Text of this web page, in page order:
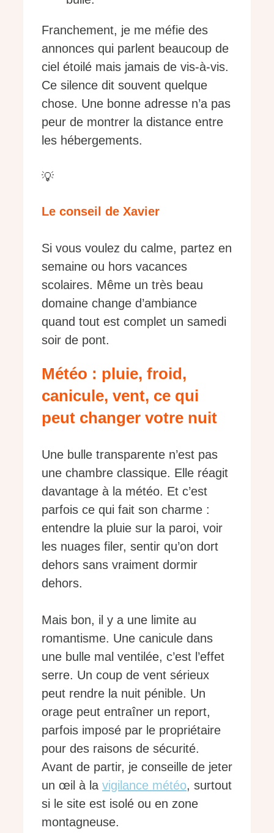
Franchement, je me méfie des
annonces qui parlent beaucoup de
ciel étoilé mais jamais de vis-à-vis.
Ce silence dit souvent quelque
chose. Une bonne adresse n’a pas
peur de montrer la distance entre
les hébergements.
💡
Le conseil de Xavier
Si vous voulez du calme, partez en
semaine ou hors vacances
scolaires. Même un très beau
domaine change d’ambiance
quand tout est complet un samedi
soir de pont.
Météo : pluie, froid,
canicule, vent, ce qui
peut changer votre nuit
Une bulle transparente n’est pas
une chambre classique. Elle réagit
davantage à la météo. Et c’est
parfois ce qui fait son charme :
entendre la pluie sur la paroi, voir
les nuages filer, sentir qu’on dort
dehors sans vraiment dormir
dehors.
Mais bon, il y a une limite au
romantisme. Une canicule dans
une bulle mal ventilée, c’est l’effet
serre. Un coup de vent sérieux
peut rendre la nuit pénible. Un
orage peut entraîner un report,
parfois imposé par le propriétaire
pour des raisons de sécurité.
Avant de partir, je conseille de jeter
un œil à la vigilance météo, surtout
si le site est isolé ou en zone
montagneuse.